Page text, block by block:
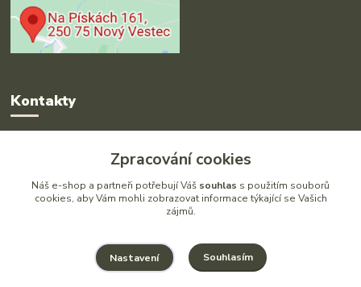
Kontakty
Radka Hakl
+420 777 613 020
(Po-Pá, 9-16 hod.)
Zpracování cookies
Náš e-shop a partneři potřebují Váš souhlas s použitím souborů
cookies, aby Vám mohli zobrazovat informace týkající se Vašich
zájmů.
Nastavení Souhlasím